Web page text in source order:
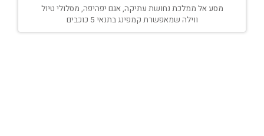
מסע אל ממלכת נחושת עתיקה, אגם יפהיפה, מסלולי טיול
ווילה שמאפשרת קמפינג בתנאי 5 כוכבים